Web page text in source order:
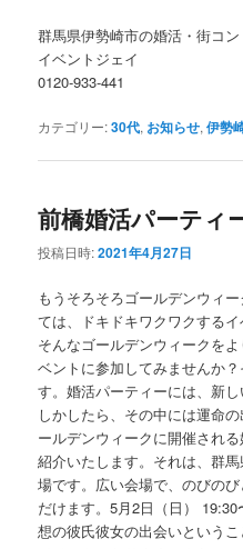
群馬県伊勢崎市の婚活・街コ
イベントジェイ
0120-933-441
カテゴリー:30代, お知らせ,伊勢
前橋婚活パーティ
投稿日時:2021年4月27日
もうそろそろゴールデンウィ
ては、ドキドキワクワクするイ
そんなゴールデンウィークを
ベントに参加してみませんか
す。婚活パーティーには、新
しかしたら、その中には運命
ールデンウィークに開催され
紹介いたします。それは、群
場です。広い会場で、のびの
だけます。5月2日（日）
想の彼氏彼女の出会いという